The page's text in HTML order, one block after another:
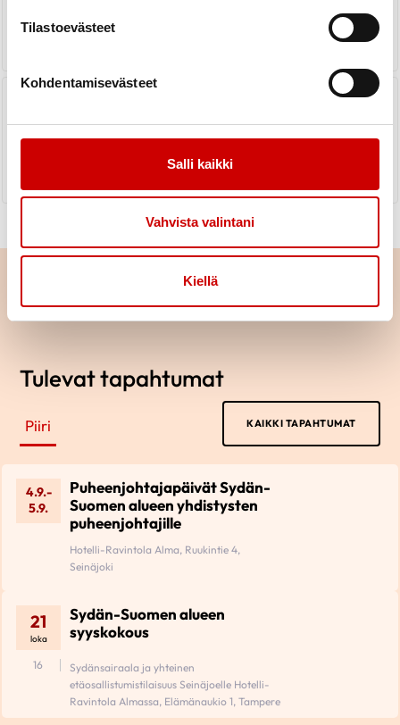
Tilastoevästeet
Kohdentamisevästeet
Salli kaikki
Vahvista valintani
Kiellä
LUE UUTINEN
Tulevat tapahtumat
Piiri KAIKKI TAPAHTUMAT
4.9.-
5.9.
Puheenjohtajapäivät Sydän-
Suomen alueen yhdistysten
puheenjohtajille
Hotelli-Ravintola Alma, Ruukintie 4,
Seinäjoki
21
loka
Sydän-Suomen alueen
syyskokous
16
Sydänsairaala ja yhteinen
etäosallistumistilaisuus Seinäjoelle Hotelli-
Ravintola Almassa, Elämänaukio 1, Tampere